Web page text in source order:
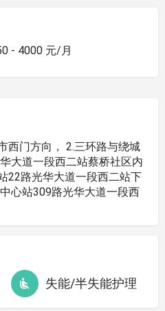
- 4000 元/月
西门方向， 2.三环路与绕城
大道一段西二站蔡桥社区内
22路光华大道一段西二站下
心站309路光华大道一段西
失能/半失能护理